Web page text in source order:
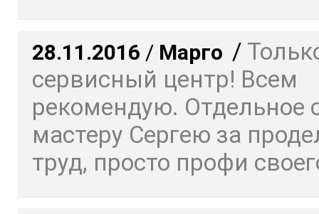
28.11.2016 / Марго /
сервисный центр! Всем
рекомендую. Отдельное
мастеру Сергею за
труд, просто профи